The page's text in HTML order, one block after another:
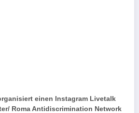
einen Instagram Livetalk
Roma Antidiscrimination Network